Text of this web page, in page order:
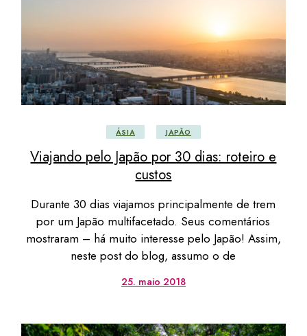
ÁSIA JAPÃO
Viajando pelo Japão por 30 dias: roteiro e
custos
Durante 30 dias viajamos principalmente de trem
por um Japão multifacetado. Seus comentários
mostraram – há muito interesse pelo Japão! Assim,
neste post do blog, assumo o de
25. maio 2018